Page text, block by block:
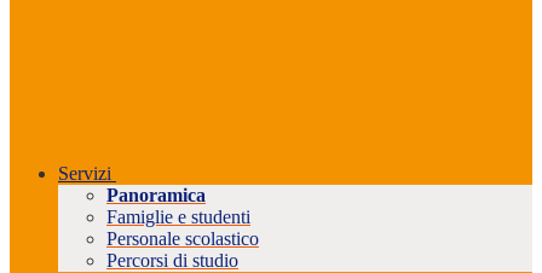
Servizi
Panoramica
Famiglie e studenti
Personale scolastico
Percorsi di studio